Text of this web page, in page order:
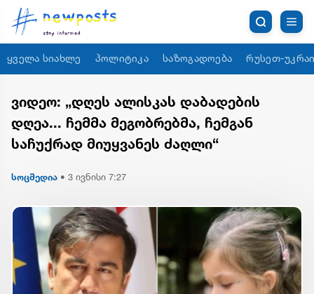
ყველა სიახლე პოლიტიკა საზოგადოება რუსეთ-
ვიდეო: „დღეს ალისკას დაბადების
დღეა... ჩემმა მეგობრებმა, ჩემგან
საჩუქრად მიუყვანეს ძაღლი“
სოცმედია • 3 ივნისი 7:27